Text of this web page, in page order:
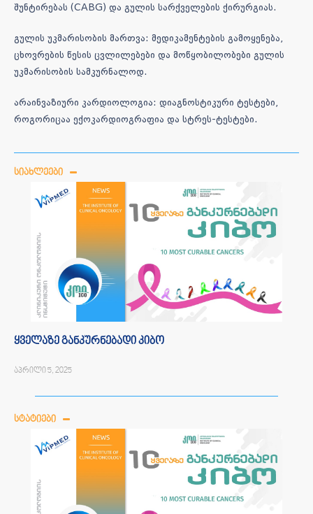
შუნტირებას (CABG) და გულის სარქველების ქირურგიას.
გულის უკმარისობის მართვა: მედიკამენტების გამოყენება,
ცხოვრების წესის ცვლილებები და მოწყობილობები გულის
უკმარისობის სამკურნალოდ.
არაინვაზიური კარდიოლოგია: დიაგნოსტიკური ტესტები,
როგორიცაა ექოკარდიოგრაფია და სტრეს-ტესტები.
ᲡᲘᲐᲮᲚᲔᲔᲑᲘ
ყველაზე განკურნებადი კიბო
აპრილი 5, 2025
ᲡᲢᲐᲢᲘᲔᲑᲘ